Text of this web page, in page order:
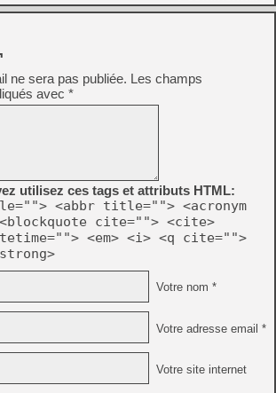
ne sera pas publiée. Les champs
avec *
utilisez ces tags et attributs HTML:
<abbr title=""> <acronym
cite=""> <cite>
<em> <i> <q cite="">
Votre nom *
Votre adresse email *
Votre site internet